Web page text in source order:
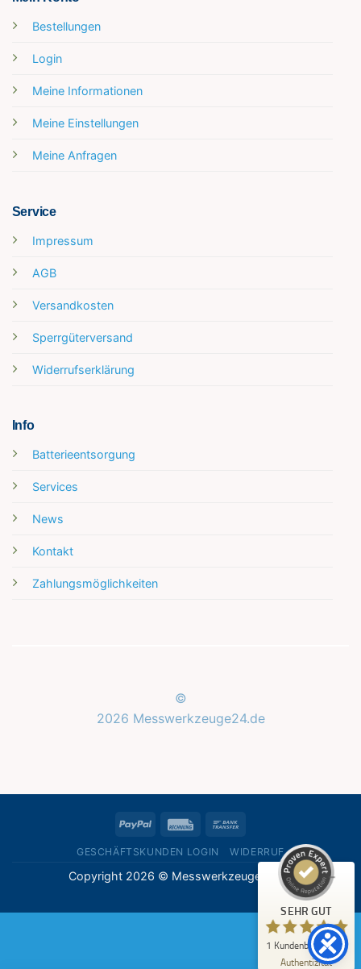
Bestellungen
Login
Meine Informationen
Meine Einstellungen
Meine Anfragen
Service
Impressum
AGB
Versandkosten
Sperrgüterversand
Widerrufserklärung
Info
Batterieentsorgung
Services
News
Kontakt
Zahlungsmöglichkeiten
©
2026 Messwerkzeuge24.de
PayPal Rechung
GESCHÄFTSKUNDEN LOGIN WIDERRUF
Copyright 2026 © Messwerkzeuge24.de
SEHR GUT
1 Kundenbewertung
Authentizität
5,00
/
5,00
1
Bewertung auf ProvenExpert.com
Erfahren Sie mehr über dieses Bewertungssiegel
07.05.2026